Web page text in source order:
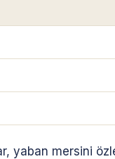
yaban mersini